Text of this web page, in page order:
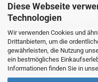
Diese Webseite
Technologien
Wir verwenden Cookies und
Drittanbietern, um die
gewährleisten, die Nutzung
ein bestmögliches
Informationen finden Sie in
Zahlungsmöglichk
PayPal
PayPal Ratenzahlung